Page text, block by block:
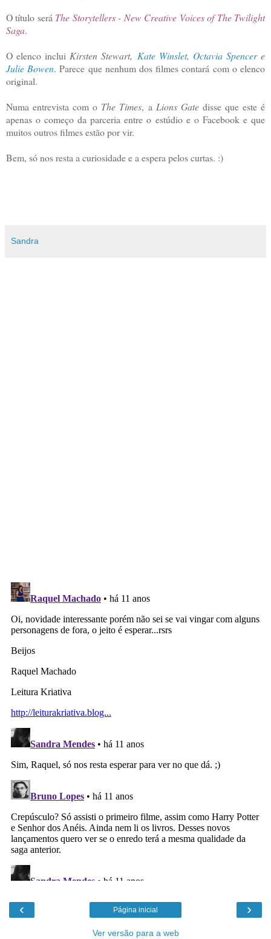
O título será The Storytellers - New Creative Voices of The Twilight
Saga.
O elenco inclui Kirsten Stewart, Kate Winslet, Octavia Spencere
Julie Bowen. Parece que nenhum dos filmes contará com o elenco
original.
Numa entrevista com o The Times, a Lions Gatedisse que este é
apenas o começo da parceria entre o estúdio e o Facebook e que
muitos outros filmes estão por vir.
Bem, só nos resta a curiosidade e a espera pelos curtas. :)
Sandra
‹ ›
Página inicial
Ver versão para a web